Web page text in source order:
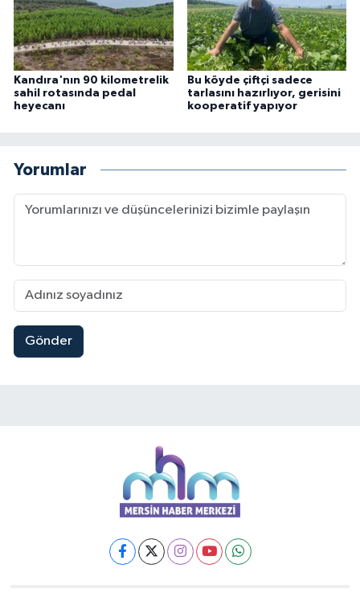
Kandıra'nın 90 kilometrelik
sahil rotasında pedal
heyecanı
Bu köyde çiftçi sadece
tarlasını hazırlıyor, gerisini
kooperatif yapıyor
Yorumlar
Gönder